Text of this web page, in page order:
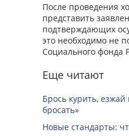
После проведения
представить
подтверждающих
это необходимо не
Социального фонда
Еще читают
Брось курить,
бросать»
Новые стандарты: